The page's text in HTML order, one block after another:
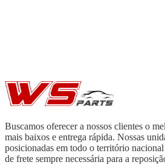
Buscamos oferecer a nossos clientes o
mais baixos e entrega rápida. Nossas
posicionadas em todo o território
de frete sempre necessária para a